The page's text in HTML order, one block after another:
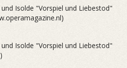
Isolde "Vorspiel und Liebestod"
Isolde "Vorspiel und Liebestod"